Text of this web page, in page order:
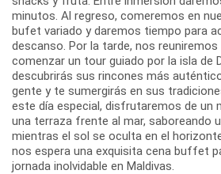
minutos. Al regreso, comeremos en
bufet variado y daremos tiempo para
descanso. Por la tarde, nos
comenzar un tour guiado por la isla de
descubrirás sus rincones más
gente y te sumergirás en sus
este día especial, disfrutaremos de un
una terraza frente al mar, saboreando
mientras el sol se oculta en el
nos espera una exquisita cena buffet
jornada inolvidable en Maldivas.